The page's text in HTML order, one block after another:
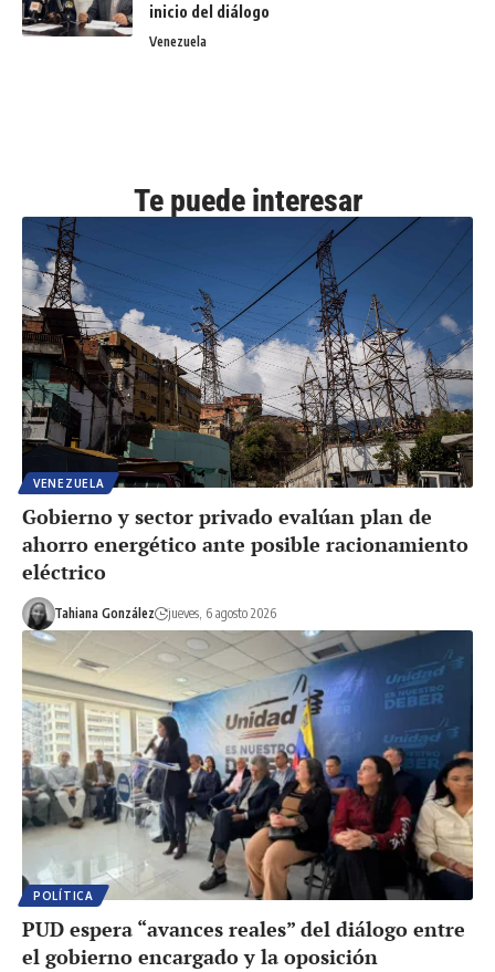
inicio del diálogo
Venezuela
Te puede interesar
VENEZUELA
Gobierno y sector privado evalúan plan de
ahorro energético ante posible racionamiento
eléctrico
Tahiana González jueves, 6 agosto 2026
POLÍTICA
PUD espera “avances reales” del diálogo entre
el gobierno encargado y la oposición